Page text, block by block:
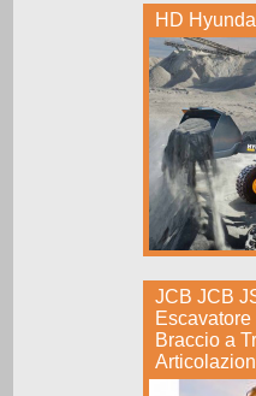
HD
JCB JCB
Braccio a